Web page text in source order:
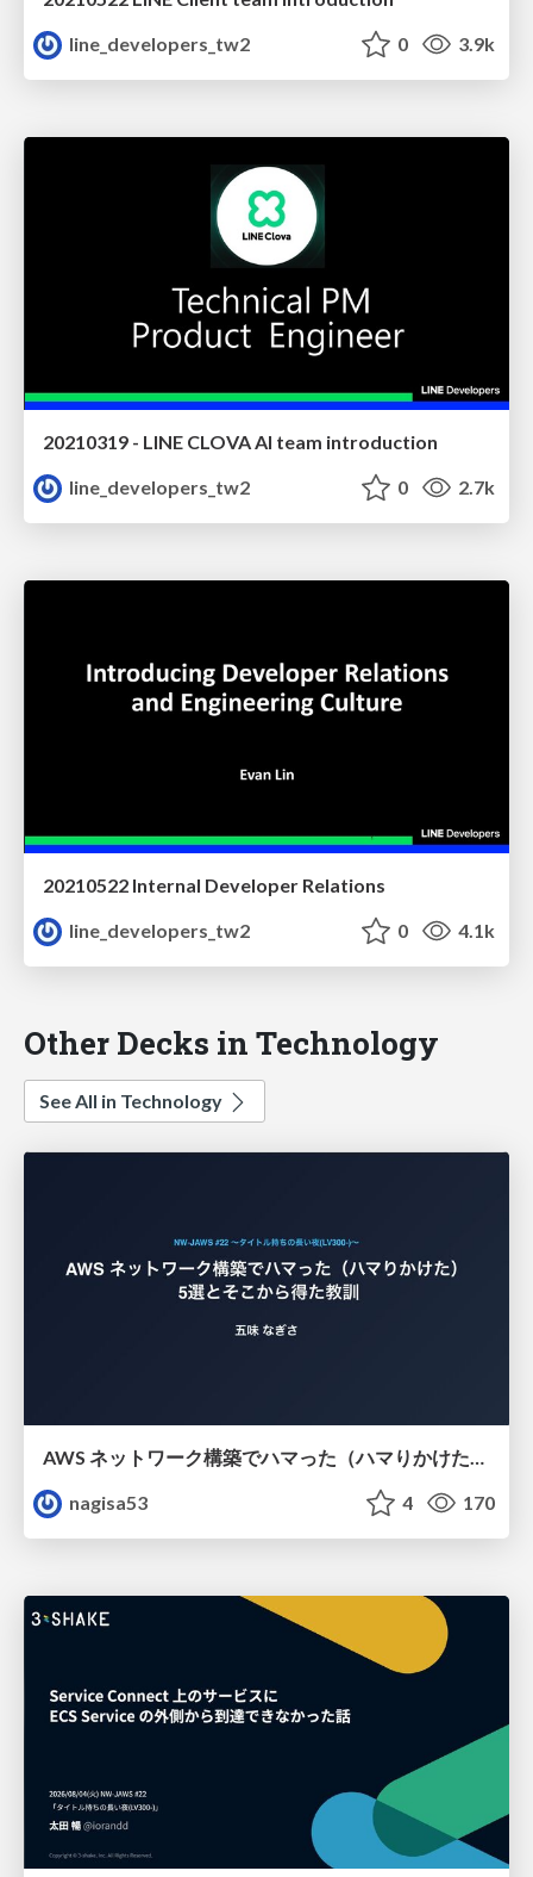
line_developers_tw2
0 3.9k
20210319 - LINE CLOVA AI team introduction
line_developers_tw2
0 2.7k
20210522 Internal Developer Relations
line_developers_tw2
0 4.1k
Other Decks in Technology
See All in Technology
nagisa53
4 170